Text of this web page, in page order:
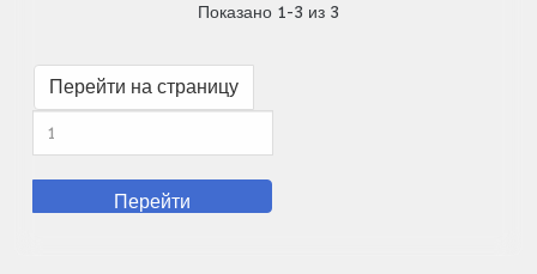
Показано 1-3 из 3
Перейти на страницу
Перейти